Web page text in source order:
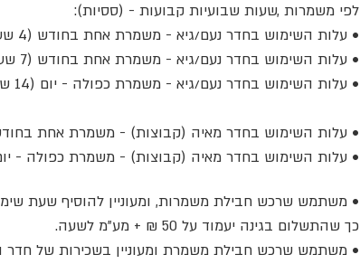
לפי משמרות ,שעות שבועיות קבועות - (ססיות):
• עלות השימוש בחדר נעם/גיא - משמרת אחת בחודש (4 שעות שבועיות) - 650 ₪ + מע"מ (40 ש"ח לשעה)
• עלות השימוש בחדר נעם/גיא - משמרת אחת בחודש (7 שעות שבועיות) - 850 ₪ + מע"מ (30 ש"ח לשעה)
• עלות השימוש בחדר נעם/גיא - משמרת כפולה - יום (14 שעות שבועיות) - 1600 ₪ +מע"מ (28 ש"ח לשעה)
• עלות השימוש בחדר מאיה (קבוצות) - משמרת אחת בחודש (7 שעות שבועיות) - 1650 ₪ + מע"מ (59 ש"ח
• עלות השימוש בחדר מאיה (קבוצות) - משמרת כפולה - יום (14 שעות שבועיות) - 3100 ₪ +מע"מ (55 ש"ח
• משתמש שרכש חבילת משמרות, ומעוניין להוסיף שעת
כך שהתשלום בגינה יעמוד על 50 ₪ + מע"מ לשעה.
• משתמש שרכש חבילת משמרת ומעוניין בשכירות של